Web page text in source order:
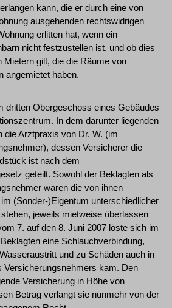
kann, die er durch eine von
ausgehenden rechtswidrigen
erlitten hat, wenn ein
nicht festzustellen ist, und ob dies
Mietern gilt, die die Räume von
angemietet haben.
dritten Obergeschoss eines Gebäudes
In dem darunter liegenden
die Arztpraxis von Dr. W. (im
dessen Versicherer die
ist nach dem
geteilt. Sowohl der Beklagten als
waren die von ihnen
(Sonder-)Eigentum unterschiedlicher
jeweils mietweise überlassen
7. auf den 8. Juni 2007 löste sich im
eine Schlauchverbindung,
und zu Schäden auch in
Versicherungsnehmers kam. Den
Versicherung in Höhe von
Betrag verlangt sie nunmehr von der